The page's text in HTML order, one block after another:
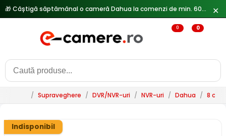
✕
0 0
/ Supraveghere / DVR/NVR-uri / NVR-uri / Dahua / 8
Indisponibil